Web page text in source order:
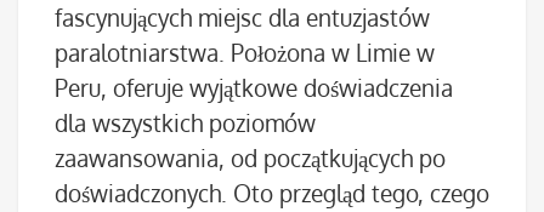
fascynujących miejsc dla entuzjastów
paralotniarstwa. Położona w Limie w
Peru, oferuje wyjątkowe doświadczenia
dla wszystkich poziomów
zaawansowania, od początkujących po
doświadczonych. Oto przegląd tego, czego